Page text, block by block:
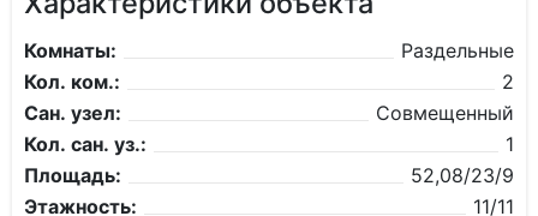
Комнаты:
Раздельные
Кол. ком.:
2
Сан. узел:
Совмещенный
Кол. сан. уз.:
1
Площадь:
52,08/23/9
Этажность:
11/11